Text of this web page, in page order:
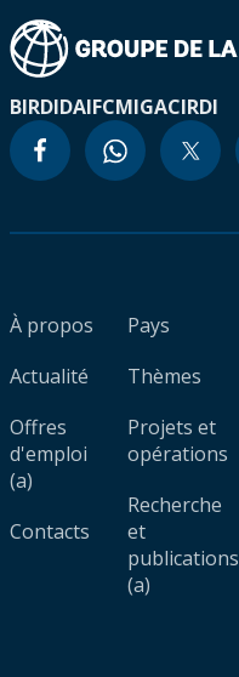
BIRDIDAIFCMIGACIRDI
À propos
Actualité
Offres
d'emploi
(a)
Contacts
Pays
Thèmes
Projets et
opérations
Recherche
et
publications
(a)